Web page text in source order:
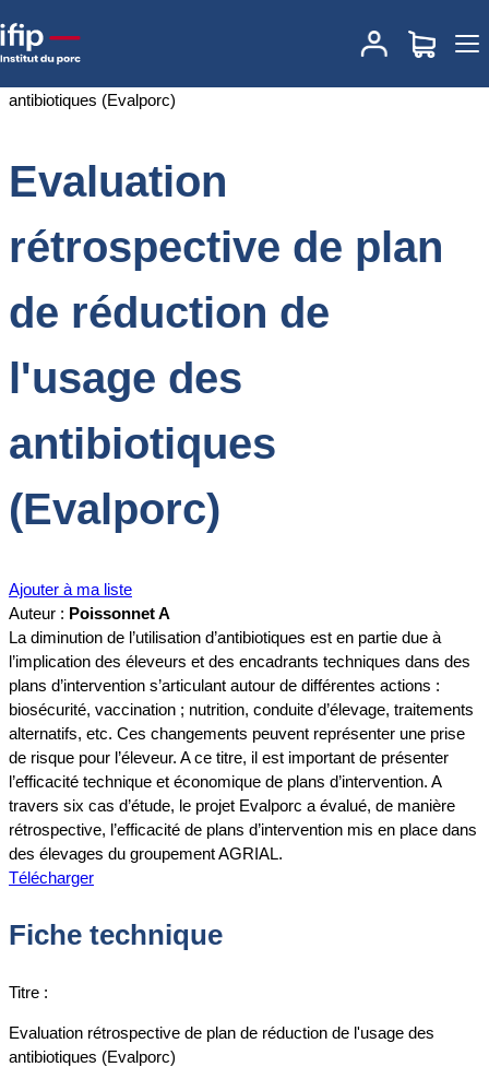
Accueil
Evaluation rétrospective de plan de
réduction de l'usage des antibiotiques (Evalporc)
Evaluation
rétrospective de plan
de réduction de
l'usage des
antibiotiques
(Evalporc)
Ajouter à ma liste
Auteur : Poissonnet A
La diminution de l’utilisation d’antibiotiques est en partie due à
l’implication des éleveurs et des encadrants techniques dans des
plans d’intervention s’articulant autour de différentes actions :
biosécurité, vaccination ; nutrition, conduite d’élevage, traitements
alternatifs, etc. Ces changements peuvent représenter une prise
de risque pour l’éleveur. A ce titre, il est important de présenter
l’efficacité technique et économique de plans d’intervention. A
travers six cas d’étude, le projet Evalporc a évalué, de manière
rétrospective, l’efficacité de plans d’intervention mis en place dans
des élevages du groupement AGRIAL.
Télécharger
Fiche technique
Titre :
Evaluation rétrospective de plan de réduction de l'usage des
antibiotiques (Evalporc)